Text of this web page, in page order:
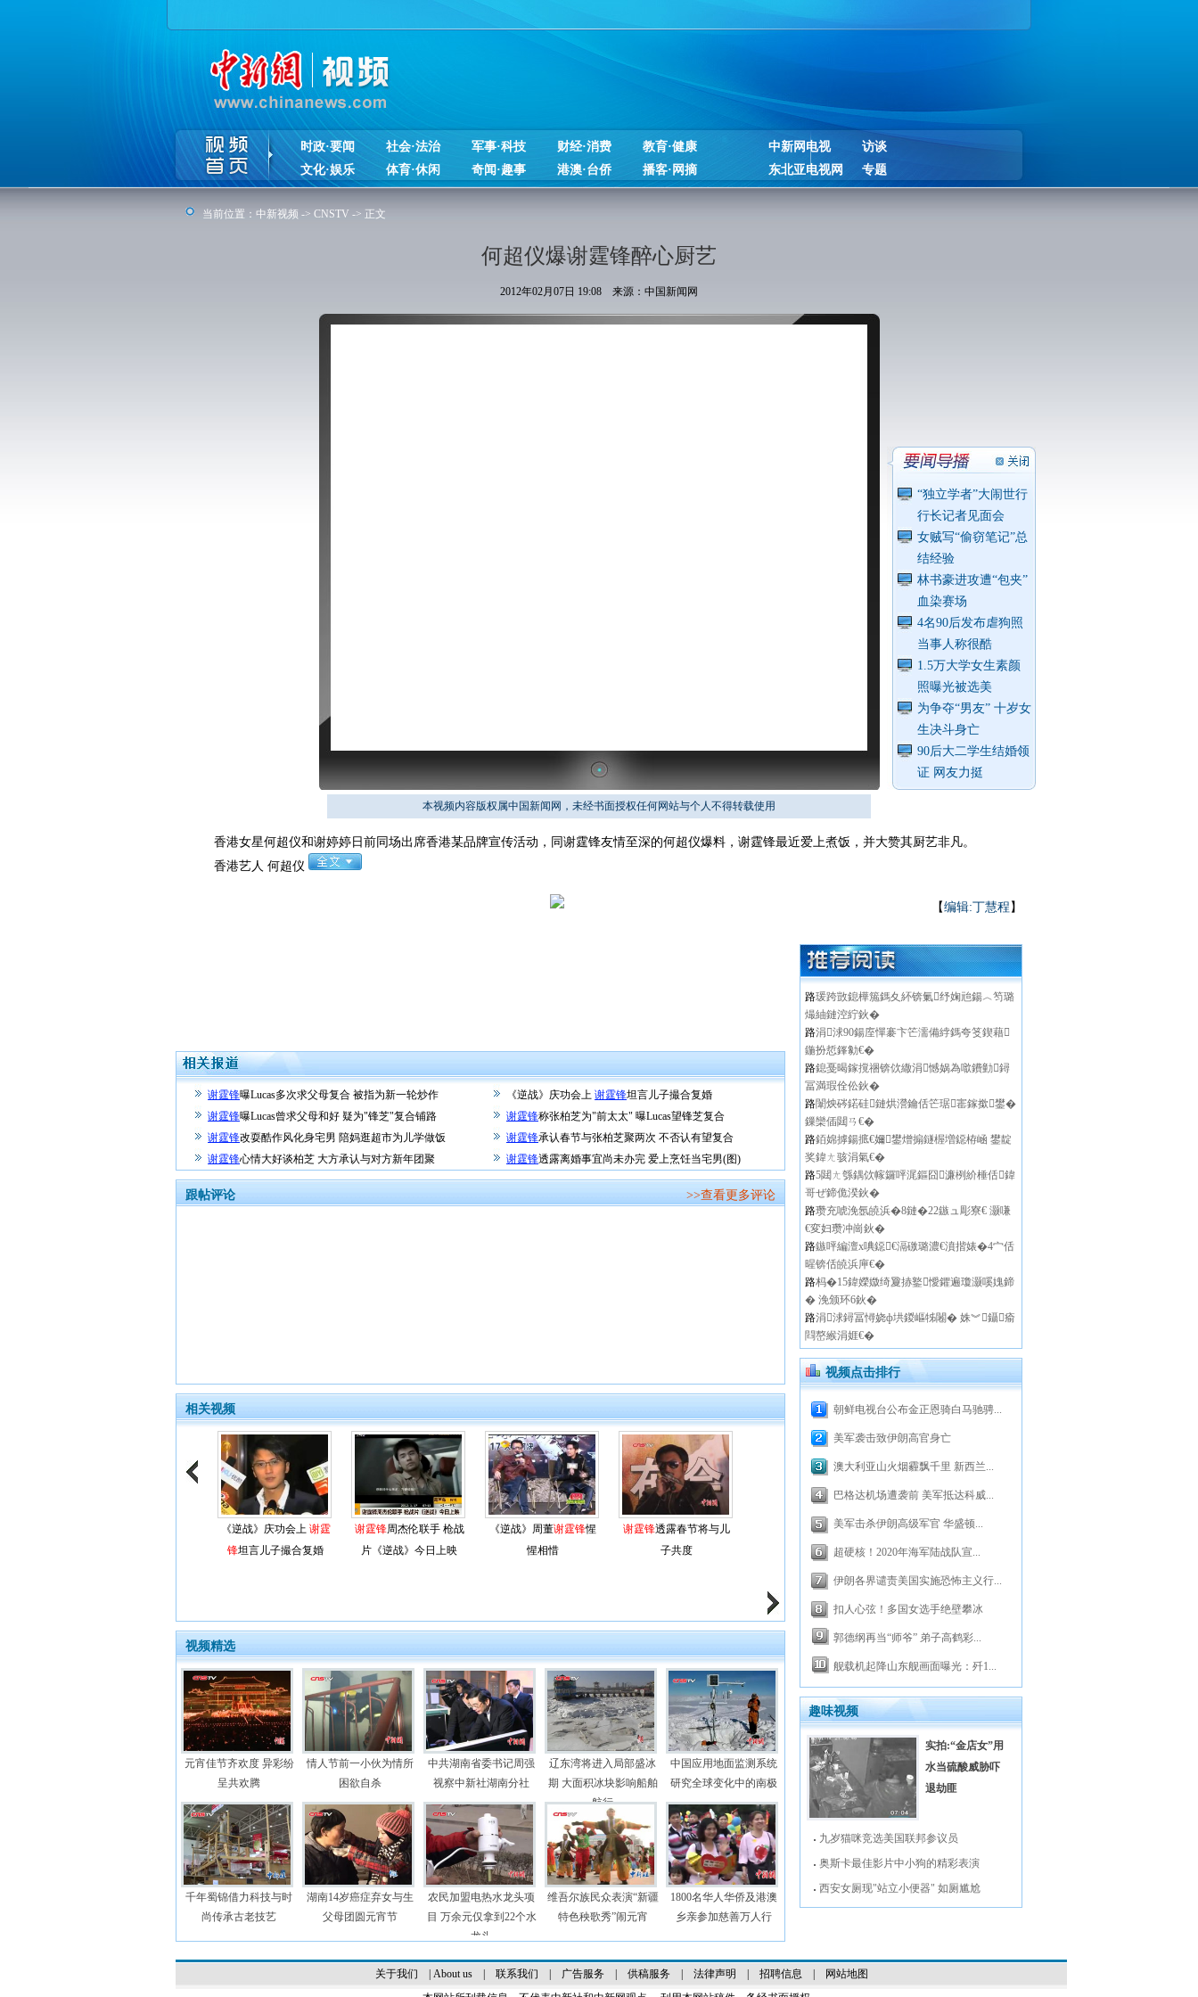
时政·要闻 社会·法治 军事·科技 财经·消费
教育·健康
文化·娱乐
体育·休闲 奇闻·趣事 港澳·台侨 播客·网摘
中新网电视
访谈
东北亚电视网
专题
当前位置： 中新视频 -> CNSTV -> 正文
何超仪爆谢霆锋醉心厨艺
2012年02月07日 19:08 来源：中国新闻网
“独立学者”大闹世行
行长记者见面会
女贼写“偷窃笔记”总
结经验
林书豪进攻遭“包夹”
血染赛场
4名90后发布虐狗照
当事人称很酷
1.5万大学女生素颜
照曝光被选美
为争夺“男友” 十岁女
生决斗身亡
90后大二学生结婚领
证 网友力挺
本视频内容版权属中国新闻网，未经书面授权任何网站与个人不得转载使用
香港女星何超仪和谢婷婷日前同场出席香港某品牌宣传活动，同谢霆锋友情至深的何超仪爆料，谢霆锋最近爱上煮饭，并大赞其厨艺非凡。
香港艺人 何超仪
【编辑:丁慧程 】
谢霆锋曝Lucas多次求父母复合 被指为新一轮炒作 《逆战》庆功会上 谢霆锋坦言儿子撮合复婚
谢霆锋曝Lucas曾求父母和好 疑为"锋芝"复合铺路 谢霆锋称张柏芝为"前太太" 曝Lucas望锋芝复合
谢霆锋改耍酷作风化身宅男 陪妈逛超市为儿学做饭 谢霆锋承认春节与张柏芝聚两次 不否认有望复合
谢霆锋心情大好谈柏芝 大方承认与对方新年团聚 谢霆锋透露离婚事宜尚未办完 爱上烹饪当宅男(图)
跟帖评论 >>查看更多评论
相关视频
《逆战》庆功会上 谢霆
锋坦言儿子撮合复婚
谢霆锋周杰伦联手 枪战
片《逆战》今日上映
《逆战》周董谢霆锋惺
惺相惜
谢霆锋透露春节将与儿
子共度
视频精选
元宵佳节齐欢度 异彩纷
呈共欢腾
情人节前一小伙为情所
困欲自杀
中共湖南省委书记周强
视察中新社湖南分社
辽东湾将进入局部盛冰
期 大面积冰块影响船舶
航行
中国应用地面监测系统
研究全球变化中的南极
千年蜀锦借力科技与时
尚传承古老技艺
湖南14岁癌症弃女与生
父母团圆元宵节
农民加盟电热水龙头项
目 万余元仅拿到22个水
龙头
维吾尔族民众表演“新疆
特色秧歌秀”闹元宵
1800名华人华侨及港澳
乡亲参加慈善万人行
路瑗跨敳鎴樺箷鎷夊紑锛氭纾婅兘鍚︿笉璐
熶紬鏈涳紵鈥�
路涓浗90鍚庢憚褰卞笀濡備綍鎷夸笅鍥藉
鍦扮悊鎽勨€�
路鎴戞暍鎵撹祵锛佽繖涓憾娲為噷鐨勭鐞
冨満瑕佺伀鈥�
路闈炴硶鍩硅鏈烘瀯鑰佸笀琚寚鎵撳鐢�
鏁欒偛閮ㄢ€�
路銆婂摢鍚掋€嬭鐢熷搧鐩楃増鐚栫崡 鐢靛
奖鍏ㄤ骇涓氣€�
路5閮ㄤ綔鍝佽幏鑼呯浘鏂囧濂栵紒棰佸鍏
哥ぜ鍗佹湀鈥�
路瓒充唬浼氬皢浜�8鏈�22鏃ュ彫寮€ 灏嗛
€変妇瓒冲崗鈥�
路鏃呯編澶х唺鐚€滆礉璐濃€濆揩婊�4宀佸
暒锛佸皢浜庘€�
路杩�15鍏嬫媺绮夐捇鐜懓鑺遍瓊灏嗘媿鍗
� 浼颁环6鈥�
路涓浗鐞冨憳娆ф垬鍐嶇牬闂� 姝︾鑷瘉
閰嶅緱涓娾€�
视频点击排行
朝鲜电视台公布金正恩骑白马驰骋...
美军袭击致伊朗高官身亡
澳大利亚山火烟霾飘千里 新西兰...
巴格达机场遭袭前 美军抵达科威...
美军击杀伊朗高级军官 华盛顿...
超硬核！2020年海军陆战队宣...
伊朗各界谴责美国实施恐怖主义行...
扣人心弦！多国女选手绝壁攀冰
郭德纲再当“师爷” 弟子高鹤彩...
舰载机起降山东舰画面曝光：歼1...
趣味视频
实拍:“金店女”用
水当硫酸威胁吓
退劫匪
九岁猫咪竞选美国联邦参议员
奥斯卡最佳影片中小狗的精彩表演
西安女厕现"站立小便器" 如厕尴尬
关于我们 About us| 联系我们 广告服务| 供稿服务| 法律声明 招聘信息
网站地图